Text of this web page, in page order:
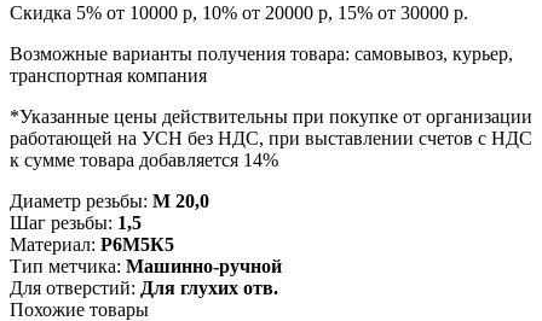
Скидка 5% от 10000 р, 10% от 20000 р, 15% от 30000 р.
Возможные варианты получения товара: самовывоз, курьер,
транспортная компания
*Указанные цены действительны при покупке от организации
работающей на УСН без НДС, при выставлении счетов с НДС
к сумме товара добавляется 14%
Диаметр резьбы: М 20,0
Шаг резьбы: 1,5
Материал: Р6М5К5
Тип метчика: Машинно-ручной
Для отверстий: Для глухих отв.
Похожие товары